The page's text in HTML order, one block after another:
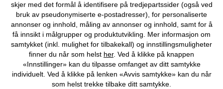
Kjøpsvilkår Personopplysninger Cookie-innstillinger
Om Oss Angre kjøp
©2026 bonprix.
skjer med det formål å identifisere på tredjepartssider (også ved
bruk av pseudonymiserte e-postadresser), for personaliserte
annonser og innhold, måling av annonser og innhold, samt for å
få innsikt i målgrupper og produktutvikling. Mer informasjon om
samtykket (inkl. mulighet for tilbakekall) og innstillingsmuligheter
finner du når som helst her. Ved å klikke på knappen
«Innstillinger» kan du tilpasse omfanget av ditt samtykke
individuelt. Ved å klikke på lenken «Avvis samtykke» kan du når
som helst trekke tilbake ditt samtykke.